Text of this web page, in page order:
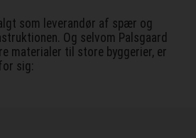
som leverandør af spær og
Og selvom Palsgaard
materialer til store byggerier, er
sig: